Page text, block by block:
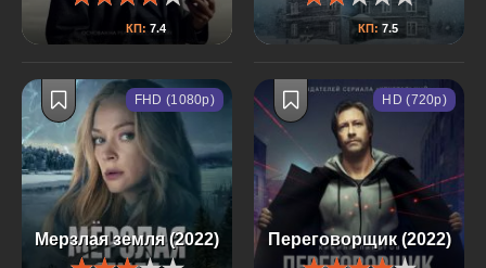
КП: 7.4 КП: 7.5
Мерзлая земля (2022)
FHD (1080p)
Переговорщик (2022)
HD (720p)